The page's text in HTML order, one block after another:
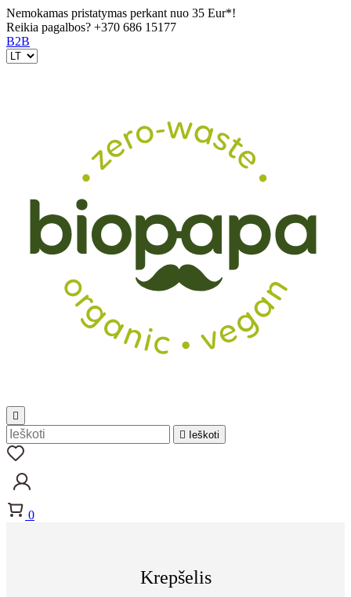
Nemokamas pristatymas perkant nuo 35 Eur*!
Reikia pagalbos? +370 686 15177
B2B


Ieškoti
0
Krepšelis